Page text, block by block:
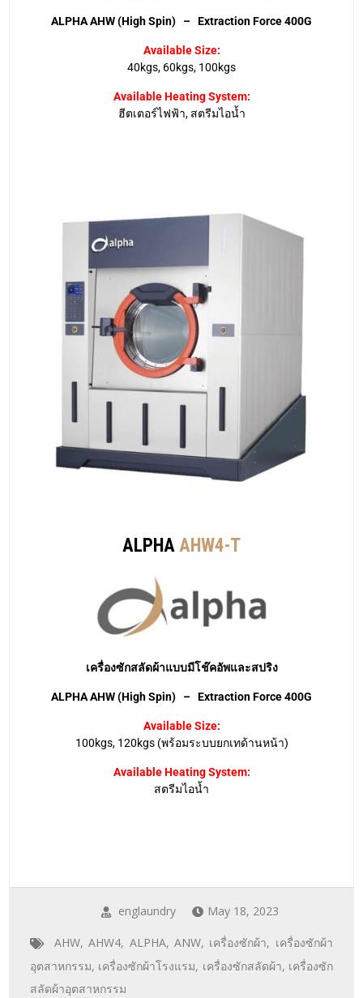
ALPHA AHW (High Spin) – Extraction Force 400G
Available Size:
40kgs, 60kgs, 100kgs
Available Heating System:
ฮีตเตอร์ไฟฟ้า, สตรีมไอน้ำ
ALPHAAHW4-T
เครื่องซักสลัดผ้าแบบมีโช๊คอัพและสปริง
ALPHA AHW (High Spin) – Extraction Force 400G
Available Size:
100kgs, 120kgs (พร้อมระบบยกเทด้านหน้า)
Available Heating System:
สตรีมไอน้ำ
englaundry May 18, 2023
AHW,AHW4, ALPHA, ANW, เครื่องซักผ้า, เครื่องซักผ้า
อุตสาหกรรม, เครื่องซักผ้าโรงแรม, เครื่องซักสลัดผ้า, เครื่องซัก
สลัดผ้าอุตสาหกรรม